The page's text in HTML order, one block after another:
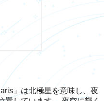
」は北極星を意味し、夜